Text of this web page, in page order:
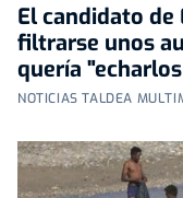
El candidato de
filtrarse unos
quería
NOTICIAS TALDEA